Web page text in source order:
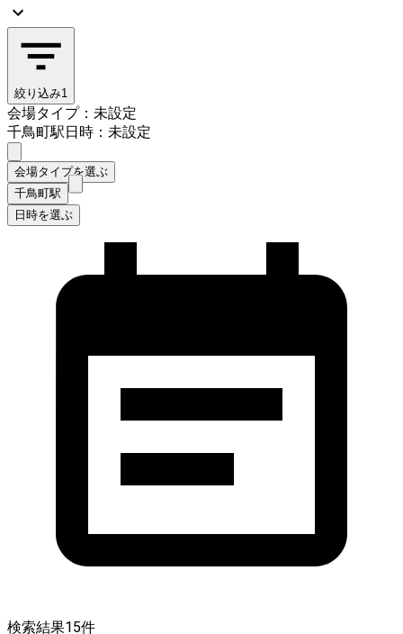
絞り込み1
会場タイプ：未設定
千鳥町駅日時：未設定
会場タイプを選ぶ
千鳥町駅
日時を選ぶ
検索結果15件